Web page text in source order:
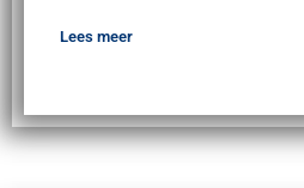
Lees meer